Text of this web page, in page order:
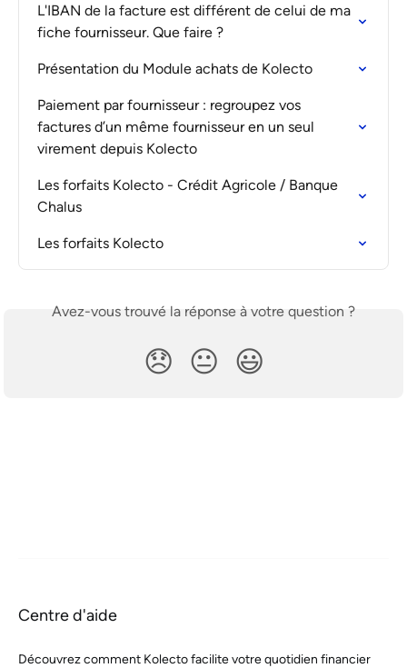
L'IBAN de la facture est différent de celui de ma
fiche fournisseur. Que faire ?
Présentation du Module achats de Kolecto
Paiement par fournisseur : regroupez vos
factures d’un même fournisseur en un seul
virement depuis Kolecto
Les forfaits Kolecto - Crédit Agricole / Banque
Chalus
Les forfaits Kolecto
Avez-vous trouvé la réponse à votre question ?
😞 😐 😃
Centre d'aide
Découvrez comment Kolecto facilite votre quotidien financier